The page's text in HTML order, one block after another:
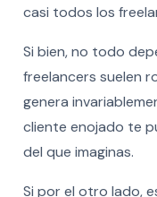
casi todos los
Si bien, no todo
freelancers suelen
genera
cliente enojado te
del que imaginas.
Si por el otro lado,